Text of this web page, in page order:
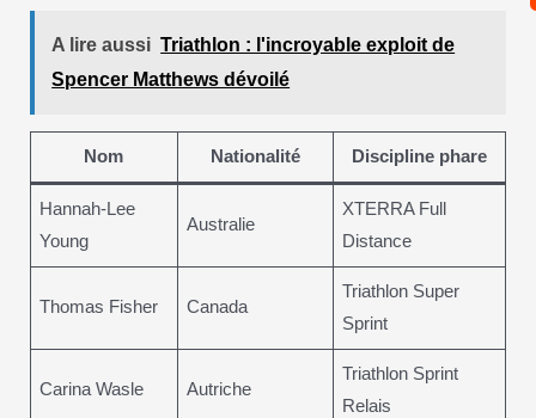
A lire aussi Triathlon : l'incroyable exploit de
Spencer Matthews dévoilé
Nom Nationalité Discipline phare
Hannah-Lee
Young
Australie
XTERRA Full
Distance
Thomas Fisher Canada
Triathlon Super
Sprint
Carina Wasle Autriche
Triathlon Sprint
Relais